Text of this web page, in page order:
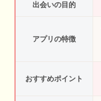
出会いの目的
アプリの特徴
おすすめポイント